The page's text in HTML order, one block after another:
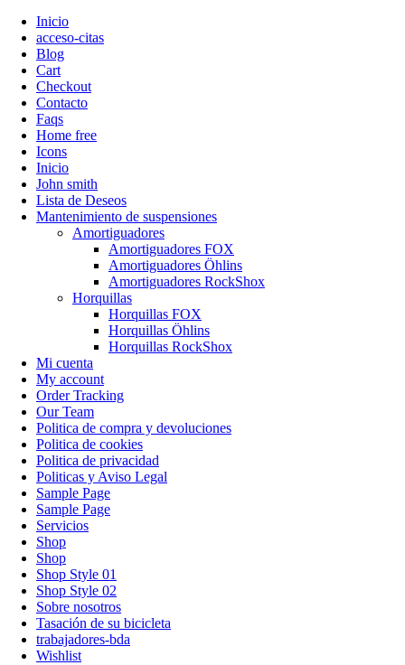
Inicio
acceso-citas
Blog
Cart
Checkout
Contacto
Faqs
Home free
Icons
Inicio
John smith
Lista de Deseos
Mantenimiento de suspensiones
Amortiguadores
Amortiguadores FOX
Amortiguadores Öhlins
Amortiguadores RockShox
Horquillas
Horquillas FOX
Horquillas Öhlins
Horquillas RockShox
Mi cuenta
My account
Order Tracking
Our Team
Politica de compra y devoluciones
Politica de cookies
Politica de privacidad
Politicas y Aviso Legal
Sample Page
Sample Page
Servicios
Shop
Shop
Shop Style 01
Shop Style 02
Sobre nosotros
Tasación de su bicicleta
trabajadores-bda
Wishlist